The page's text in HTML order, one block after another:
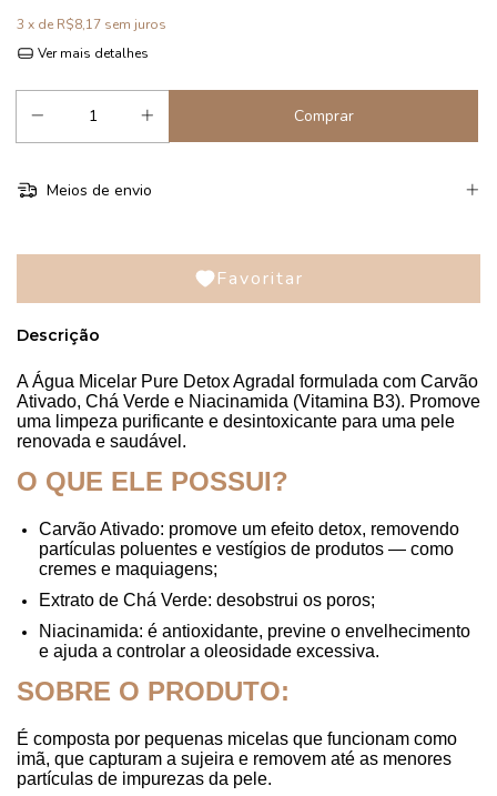
3 x de R$8,17 sem juros
Ver mais detalhes
Meios de envio
Favoritar
Descrição
A Água Micelar Pure Detox Agradal formulada com Carvão
Ativado, Chá Verde e Niacinamida (Vitamina B3). Promove
uma limpeza purificante e desintoxicante para uma pele
renovada e saudável.
O QUE ELE POSSUI?
Carvão Ativado: promove um efeito detox, removendo
partículas poluentes e vestígios de produtos — como
cremes e maquiagens;
Extrato de Chá Verde: desobstrui os poros;
Niacinamida: é antioxidante, previne o envelhecimento
e ajuda a controlar a oleosidade excessiva.
SOBRE O PRODUTO:
É composta por pequenas micelas que funcionam como
imã, que capturam a sujeira e removem até as menores
partículas de impurezas da pele.